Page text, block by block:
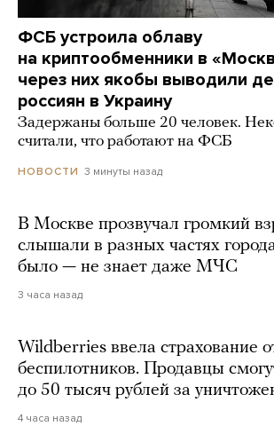
ФСБ устроила облаву
на криптообменники в
через них якобы выводили
россиян в Украину
Задержаны больше 20 человек.
считали, что работают на ФСБ
НОВОСТИ 3 минуты назад
В Москве прозвучал громкий
слышали в разных частях
было — не знает даже МЧС
3 часа назад
Wildberries ввела страхование
беспилотников. Продавцы
до 50 тысяч рублей за
4 часа назад